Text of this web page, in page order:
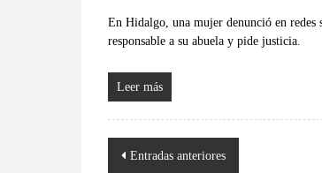
En Hidalgo, una mujer denunció en redes
responsable a su abuela y pide justicia.
Leer más
Navegación
Entradas anteriores